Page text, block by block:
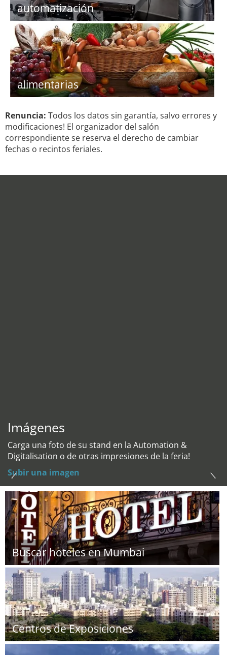
automatización
alimentarias
Renuncia: Todos los datos sin garantía, salvo errores y
modificaciones! El organizador del salón
correspondiente se reserva el derecho de cambiar
fechas o recintos feriales.
Imágenes
Carga una foto de su stand en la Automation &
Digitalisation o de otras impresiones de la feria!
Subir una imagen
Buscar hoteles en Mumbai
Centros de Exposiciones